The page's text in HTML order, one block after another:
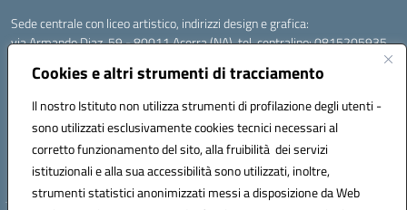
Cookies e altri strumenti di tracciamento
Il nostro Istituto non utilizza strumenti di profilazione degli utenti -
sono utilizzati esclusivamente cookies tecnici necessari al
corretto funzionamento del sito, alla fruibilità dei servizi
istituzionali e alla sua accessibilità sono utilizzati, inoltre,
strumenti statistici anonimizzati messi a disposizione da Web
Sede centrale con liceo artistico, indirizzi design e grafica:
via Armando Diaz, 59 - 80011 Acerra (NA), tel. centralino: 0815205935
via T. Campanella, 80011 Acerra (NA), tel/fax: 0818850905
Sede succursale con liceo musicale:
via S. Pellico, 80011 Acerra (NA), tel: 08119660921
Email: nais10900c@istruzione.it | PEC: nais10900c@pec.istruzione.it |
Nome Ufficio PA: Uff_eFatturaPA | Codice Univoco ufficio: UFOYYV |
C.Fisc: 93056740637